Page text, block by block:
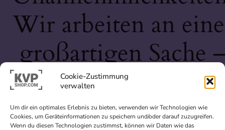
Cookie-Zustimmung
verwalten
Um dir ein optimales Erlebnis zu bieten, verwenden wir Technologien wie
Cookies, um Geräteinformationen zu speichern und/oder darauf zuzugreifen.
Wenn du diesen Technologien zustimmst, können wir Daten wie das
Wir arbeiten an
großartigen Sache
schau bald wieder
vorbei!